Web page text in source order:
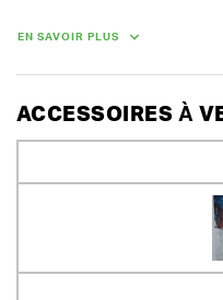
- emmanchement 28,6 mm
POIDS
EN SAVOIR PLUS
ACCESSOIRES À